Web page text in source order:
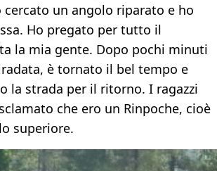
un angolo riparato e ho
Ho pregato per tutto il
la mia gente. Dopo pochi minuti
è tornato il bel tempo e
la strada per il ritorno. I ragazzi
che ero un Rinpoche, cioè
superiore.